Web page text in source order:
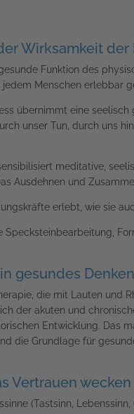
Wirksamkeit der
Funktion des
Menschen erlebbar
übernimmt eine
unser Tun, durch uns
meditative,
Ausdehnen und
erlebt, wie sie
Specksteinbearbeitung,
gesundes Denken
die mit Lauten und
der akuten und
Entwicklung. Das
die Grundlage für
Vertrauen wecken
(Tastsinn,